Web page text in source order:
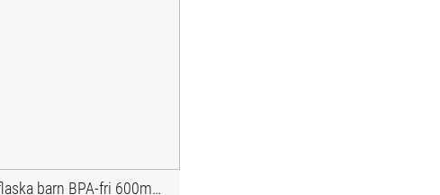
Vattenflaska barn BPA-fri 600ml - Kameleont